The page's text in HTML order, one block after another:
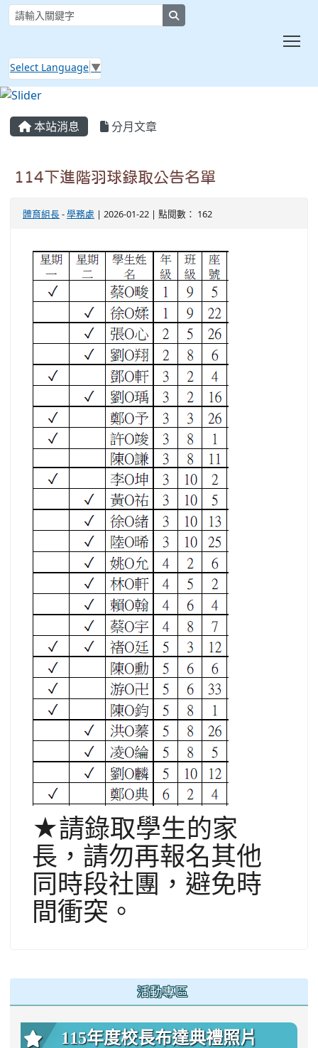
Select Language ▼
本站消息 分月文章
114下進階羽球錄取公告名單
體育組長-學務處 | 2026-01-22 | 點閱數： 162
★請錄取學生的家
長， 請勿再報名其他
同時段社團，避免時
間衝突。
活動專區
115年度校長布達典禮照片